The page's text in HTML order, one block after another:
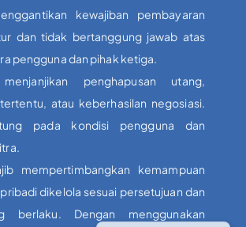
kewajiban pembayaran
dan tidak bertanggung jawab atas
pengguna dan pihak ketiga.
penghapusan utang,
atau keberhasilan negosiasi.
pada kondisi pengguna dan
mempertimbangkan kemampuan
dikelola sesuai persetujuan dan
berlaku. Dengan menggunakan